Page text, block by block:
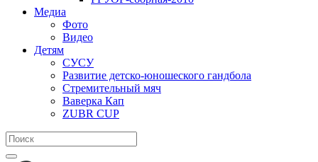
Медиа
Фото
Видео
Детям
СУСУ
Развитие детско-юношеского гандбола
Стремительный мяч
Ваверка Кап
ZUBR CUP